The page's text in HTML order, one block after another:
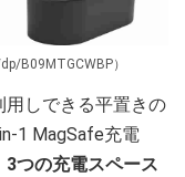
B09MTGCWBP）
しできる平置きの
1 MagSafe充電
3つの充電スペース